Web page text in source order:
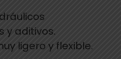
y aditivos.
ligero y flexible.